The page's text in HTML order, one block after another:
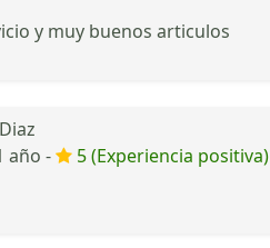
y muy buenos articulos
año -
5 (Experiencia positiva)